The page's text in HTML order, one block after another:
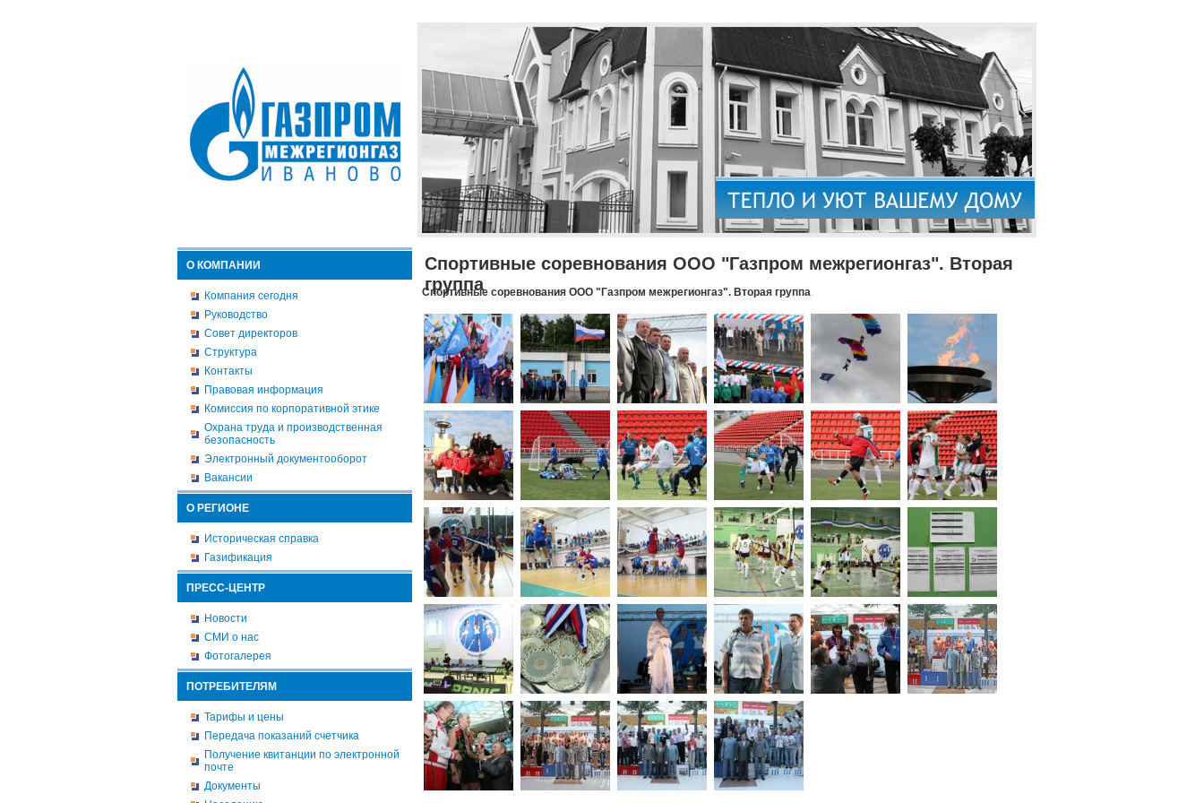
О КОМПАНИИ
Компания сегодня
Руководство
Совет директоров
Структура
Контакты
Правовая информация
Комиссия по корпоративной этике
Охрана труда и производственная
безопасность
Электронный документооборот
Вакансии
О РЕГИОНЕ
Историческая справка
Газификация
ПРЕСС-ЦЕНТР
Новости
СМИ о нас
Фотогалерея
ПОТРЕБИТЕЛЯМ
Тарифы и цены
Передача показаний счетчика
Получение квитанции по электронной
почте
Документы
Спортивные соревнования ООО "Газпром межрегионгаз". Вторая
группа
Спортивные соревнования ООО "Газпром межрегионгаз". Вторая группа